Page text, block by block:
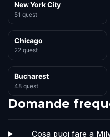
New York City
51 quest
Chicago
22 quest
Bucharest
48 quest
Domande
Cosa puoi fare a